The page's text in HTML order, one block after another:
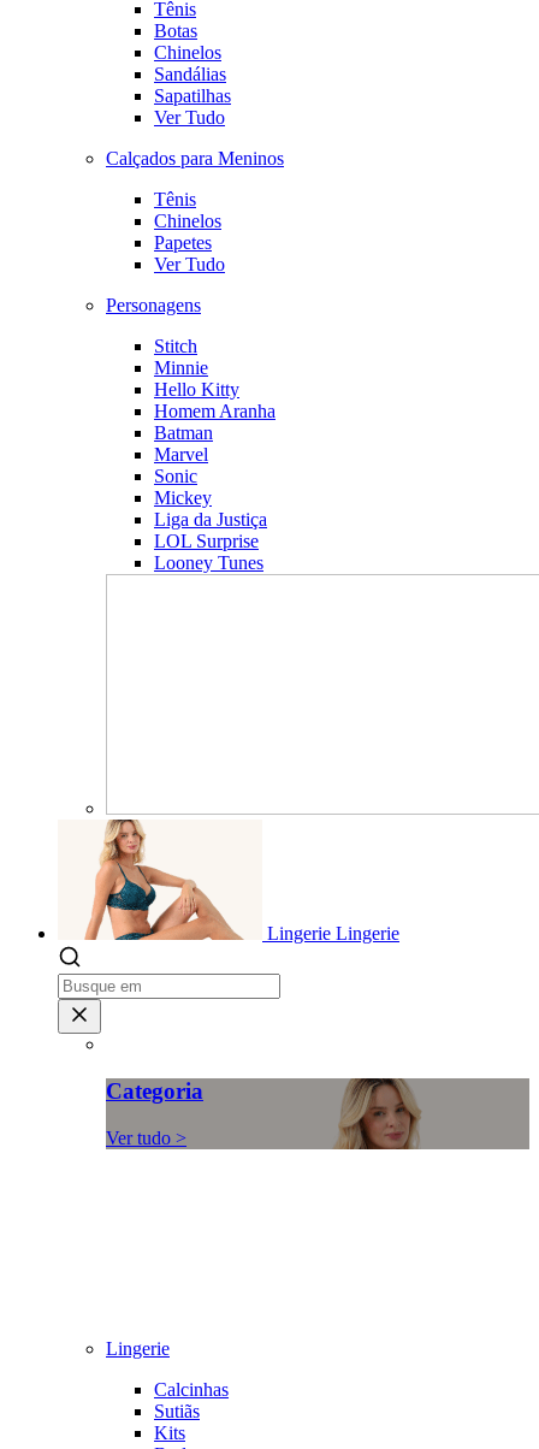
Tênis
Botas
Chinelos
Sandálias
Sapatilhas
Ver Tudo
Calçados para Meninos
Tênis
Chinelos
Papetes
Ver Tudo
Personagens
Stitch
Minnie
Hello Kitty
Homem Aranha
Batman
Marvel
Sonic
Mickey
Liga da Justiça
LOL Surprise
Looney Tunes
Lingerie Lingerie
Categoria
Ver tudo >
Lingerie
Calcinhas
Sutiãs
Kits